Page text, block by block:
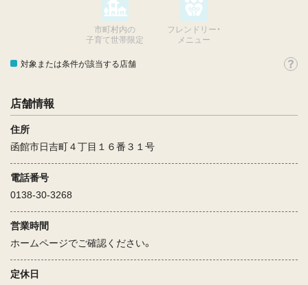
市町村内の
子育て世帯限定
フレンドリー・
メニュー
対象または条件が該当する店舗
店舗情報
住所
函館市日吉町４丁目１６番３１号
電話番号
0138-30-3268
営業時間
ホームページでご確認ください。
定休日